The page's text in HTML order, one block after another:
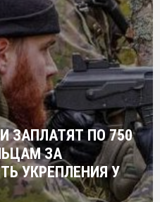
ЗАПЛАТЯТ ПО 750
ЗА
УКРЕПЛЕНИЯ У